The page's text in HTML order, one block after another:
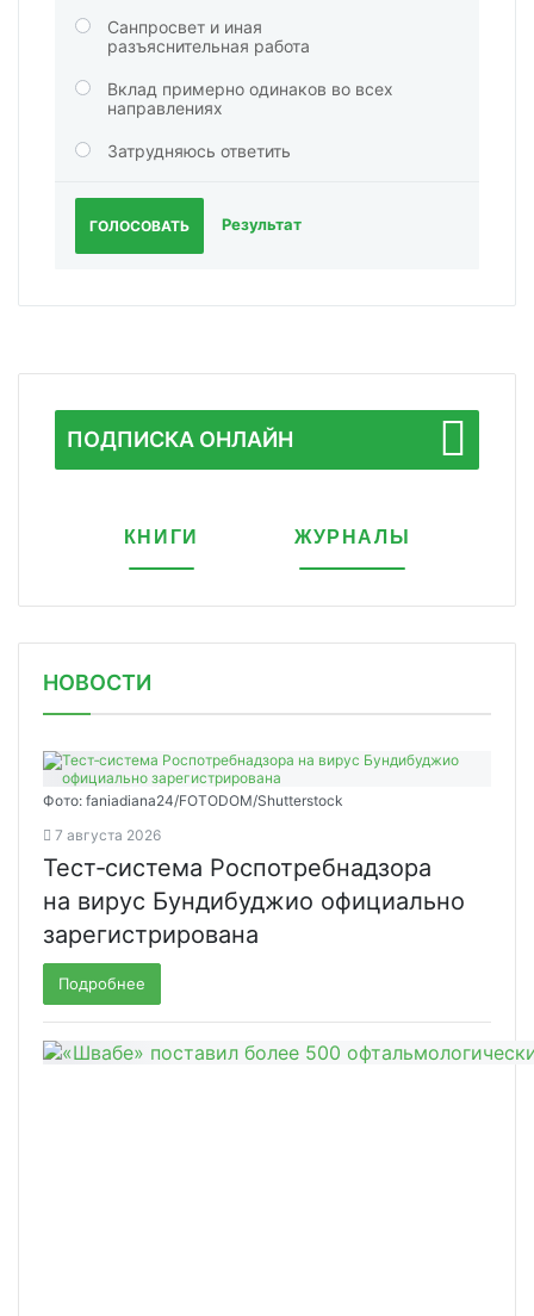
Санпросвет и иная
разъяснительная работа
Вклад примерно одинаков во всех
направлениях
Затрудняюсь ответить
ГОЛОСОВАТЬ Результат
ПОДПИСКА ОНЛАЙН
КНИГИ ЖУРНАЛЫ
НОВОСТИ
Фото: faniadiana24/FOTODOM/Shutterstock
7 августа 2026
Тест‑система Роспотребнадзора
на вирус Бундибуджио официально
зарегистрирована
Подробнее